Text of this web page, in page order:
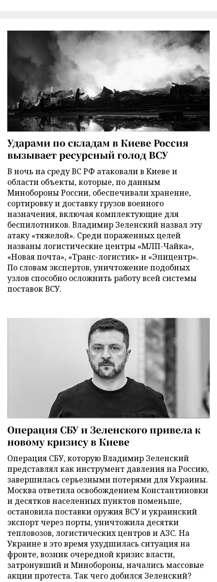
Ударами по складам в Киеве Россия
вызывает ресурсный голод ВСУ
В ночь на среду ВС РФ атаковали в Киеве и
области объекты, которые, по данным
Минобороны России, обеспечивали хранение,
сортировку и доставку грузов военного
назначения, включая комплектующие для
беспилотников. Владимир Зеленский назвал эту
атаку «тяжелой». Среди пораженных целей
названы логистические центры «МЛП-Чайка»,
«Новая почта», «Транс-логистик» и «Эпицентр».
По словам экспертов, уничтожение подобных
узлов способно осложнить работу всей системы
поставок ВСУ.
Операция СБУ и Зеленского привела к
новому кризису в Киеве
Операция СБУ, которую Владимир Зеленский
представлял как инструмент давления на Россию,
завершилась серьезными потерями для Украины.
Москва ответила освобождением Константиновки
и десятков населенных пунктов поменьше,
остановила поставки оружия ВСУ и украинский
экспорт через порты, уничтожила десятки
тепловозов, логистических центров и АЗС. На
Украине в это время ухудшилась ситуация на
фронте, возник очередной кризис власти,
затронувший и Минобороны, начались массовые
акции протеста. Так чего добился Зеленский?